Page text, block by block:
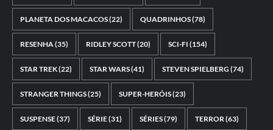
PLANETA DOS MACACOS(22) QUADRINHOS(78)
RESENHA(35) RIDLEY SCOTT(20) SCI-FI (154)
STAR TREK(22) STAR WARS(41) STEVEN SPIELBERG (74)
STRANGER THINGS(25) SUPER-HERÓIS(23)
SUSPENSE(37) SÉRIE(31) SÉRIES(79) TERROR(63)